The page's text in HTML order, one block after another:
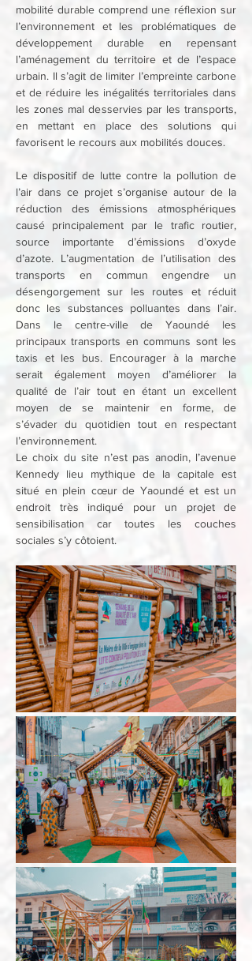
mobilité durable comprend une réflexion sur
l’environnement et les problématiques de
développement durable en repensant
l’aménagement du territoire et de l’espace
urbain. Il s’agit de limiter l’empreinte carbone
et de réduire les inégalités territoriales dans
les zones mal desservies par les transports,
en mettant en place des solutions qui
favorisent le recours aux mobilités douces.
Le dispositif de lutte contre la pollution de
l’air dans ce projet s’organise autour de la
réduction des émissions atmosphériques
causé principalement par le trafic routier,
source importante d’émissions d’oxyde
d’azote. L’augmentation de l’utilisation des
transports en commun engendre un
désengorgement sur les routes et réduit
donc les substances polluantes dans l’air.
Dans le centre-ville de Yaoundé les
principaux transports en communs sont les
taxis et les bus. Encourager à la marche
serait également moyen d’améliorer la
qualité de l’air tout en étant un excellent
moyen de se maintenir en forme, de
s’évader du quotidien tout en respectant
l’environnement.
Le choix du site n’est pas anodin, l’avenue
Kennedy lieu mythique de la capitale est
situé en plein cœur de Yaoundé et est un
endroit très indiqué pour un projet de
sensibilisation car toutes les couches
sociales s’y côtoient.